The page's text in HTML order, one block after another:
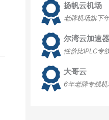
扬帆云机场
老牌机场旗下
尔湾云加速器
性价比IPLC专
大哥云
6年老牌专线